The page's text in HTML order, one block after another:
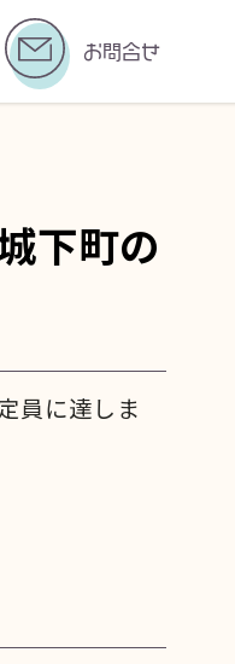
お問合せ
下町の
員に達しま